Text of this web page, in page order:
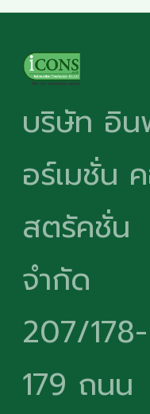
บริษัท อิ
อร์เมชั่น
สตรัคชั่น
จำกัด
207/178-
179 ถนน